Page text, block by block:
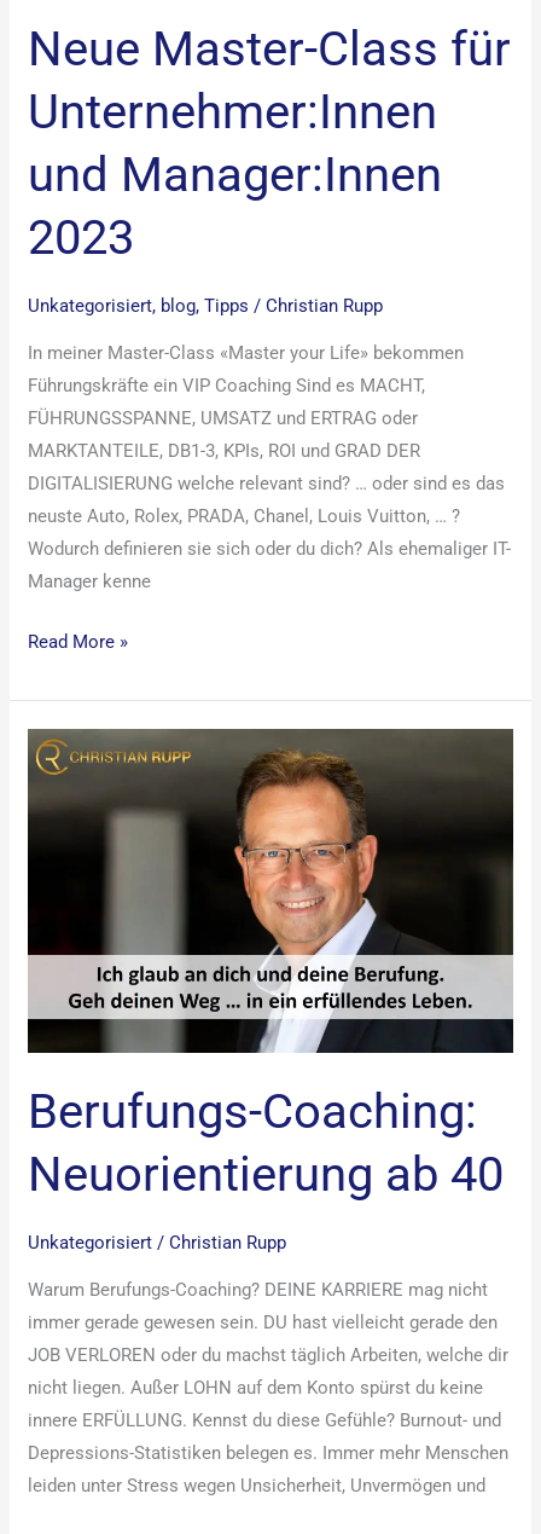
Neue Master-Class für
Unternehmer:Innen
und Manager:Innen
2023
Unkategorisiert, blog,Tipps /Christian Rupp
In meiner Master-Class «Master your Life» bekommen
Führungskräfte ein VIP Coaching Sind es MACHT,
FÜHRUNGSSPANNE, UMSATZ und ERTRAG oder
MARKTANTEILE, DB1-3, KPIs, ROI und GRAD DER
DIGITALISIERUNG welche relevant sind? … oder sind es das
neuste Auto, Rolex, PRADA, Chanel, Louis Vuitton, … ?
Wodurch definieren sie sich oder du dich? Als ehemaliger IT-
Manager kenne
Read More »
Berufungs-Coaching:
Neuorientierung ab 40
Unkategorisiert /Christian Rupp
Warum Berufungs-Coaching? DEINE KARRIERE mag nicht
immer gerade gewesen sein. DU hast vielleicht gerade den
JOB VERLOREN oder du machst täglich Arbeiten, welche dir
nicht liegen. Außer LOHN auf dem Konto spürst du keine
innere ERFÜLLUNG. Kennst du diese Gefühle? Burnout- und
Depressions-Statistiken belegen es. Immer mehr Menschen
leiden unter Stress wegen Unsicherheit, Unvermögen und
Berufungs-
Coaching:
Neuorientierung